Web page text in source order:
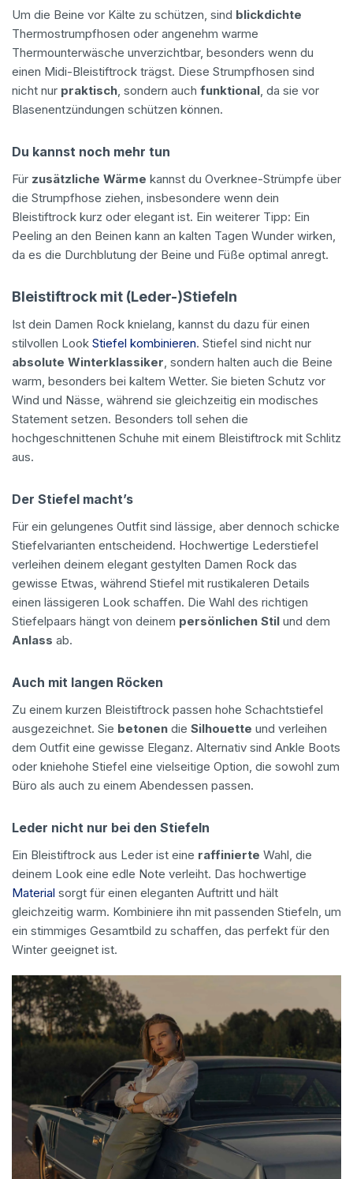
Um die Beine vor Kälte zu schützen, sind blickdichte
Thermostrumpfhosen oder angenehm warme
Thermounterwäsche unverzichtbar, besonders wenn du
einen Midi-Bleistiftrock trägst. Diese Strumpfhosen sind
nicht nur praktisch, sondern auch funktional, da sie vor
Blasenentzündungen schützen können.
Du kannst noch mehr tun
Für zusätzliche Wärme kannst du Overknee-Strümpfe über
die Strumpfhose ziehen, insbesondere wenn dein
Bleistiftrock kurz oder elegant ist. Ein weiterer Tipp: Ein
Peeling an den Beinen kann an kalten Tagen Wunder wirken,
da es die Durchblutung der Beine und Füße optimal anregt.
Bleistiftrock mit (Leder-)Stiefeln
Ist dein Damen Rock knielang, kannst du dazu für einen
stilvollen Look Stiefel kombinieren. Stiefel sind nicht nur
absolute Winterklassiker, sondern halten auch die Beine
warm, besonders bei kaltem Wetter. Sie bieten Schutz vor
Wind und Nässe, während sie gleichzeitig ein modisches
Statement setzen. Besonders toll sehen die
hochgeschnittenen Schuhe mit einem Bleistiftrock mit Schlitz
aus.
Der Stiefel macht’s
Für ein gelungenes Outfit sind lässige, aber dennoch schicke
Stiefelvarianten entscheidend. Hochwertige Lederstiefel
verleihen deinem elegant gestylten Damen Rock das
gewisse Etwas, während Stiefel mit rustikaleren Details
einen lässigeren Look schaffen. Die Wahl des richtigen
Stiefelpaars hängt von deinem persönlichen Stil und dem
Anlass ab.
Auch mit langen Röcken
Zu einem kurzen Bleistiftrock passen hohe Schachtstiefel
ausgezeichnet. Sie betonen die Silhouette und verleihen
dem Outfit eine gewisse Eleganz. Alternativ sind Ankle Boots
oder kniehohe Stiefel eine vielseitige Option, die sowohl zum
Büro als auch zu einem Abendessen passen.
Leder nicht nur bei den Stiefeln
Ein Bleistiftrock aus Leder ist eine raffinierte Wahl, die
deinem Look eine edle Note verleiht. Das hochwertige
Material sorgt für einen eleganten Auftritt und hält
gleichzeitig warm. Kombiniere ihn mit passenden Stiefeln, um
ein stimmiges Gesamtbild zu schaffen, das perfekt für den
Winter geeignet ist.